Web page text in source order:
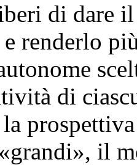
di dare
renderlo
di
il